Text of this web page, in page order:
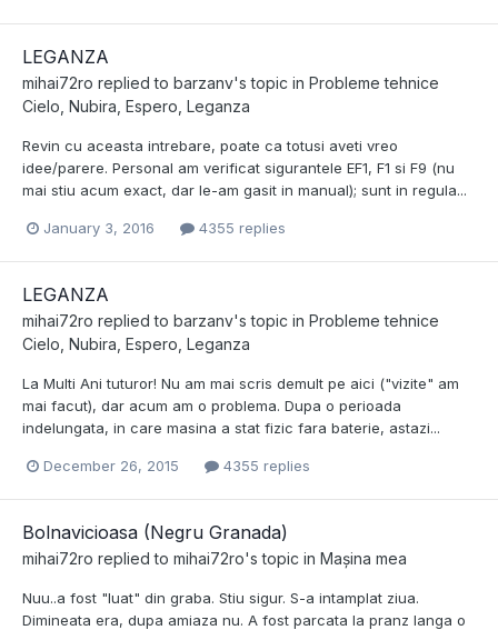
LEGANZA
mihai72ro replied to barzanv's topic in Probleme tehnice
Cielo, Nubira, Espero, Leganza
Revin cu aceasta intrebare, poate ca totusi aveti vreo
idee/parere. Personal am verificat sigurantele EF1, F1 si F9 (nu
mai stiu acum exact, dar le-am gasit in manual); sunt in regula...
January 3, 2016 4355 replies
LEGANZA
mihai72ro replied to barzanv's topic in Probleme tehnice
Cielo, Nubira, Espero, Leganza
La Multi Ani tuturor! Nu am mai scris demult pe aici ("vizite" am
mai facut), dar acum am o problema. Dupa o perioada
indelungata, in care masina a stat fizic fara baterie, astazi...
December 26, 2015 4355 replies
Bolnavicioasa (Negru Granada)
mihai72ro replied to mihai72ro's topic in Mașina mea
Nuu..a fost "luat" din graba. Stiu sigur. S-a intamplat ziua.
Dimineata era, dupa amiaza nu. A fost parcata la pranz langa o